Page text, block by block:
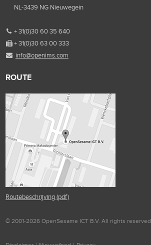
NL-3439 NG Nieuwegein
+ 31(0)30 60 35 640
+ 31(0)30 63 00 333
info@openims.com
ROUTE
Routebeschrijving (pdf)
© 2001-2026 OpenSesame ICT B.V. All rights reserved